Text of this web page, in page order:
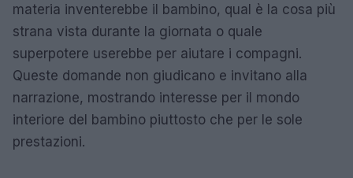
materia inventerebbe il bambino, qual è la cosa più
strana vista durante la giornata o quale
superpotere userebbe per aiutare i compagni.
Queste domande non giudicano e invitano alla
narrazione, mostrando interesse per il mondo
interiore del bambino piuttosto che per le sole
prestazioni.